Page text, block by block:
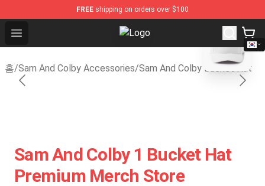
FREE shipping on orders over $100
Open menu Sam And Colby Shop - Official
홈/Sam And Colby Accessories/Sam And Colby Bucket Hat
blank template
Sam And Colby 1 Bucket Hat
Premium Merch Store